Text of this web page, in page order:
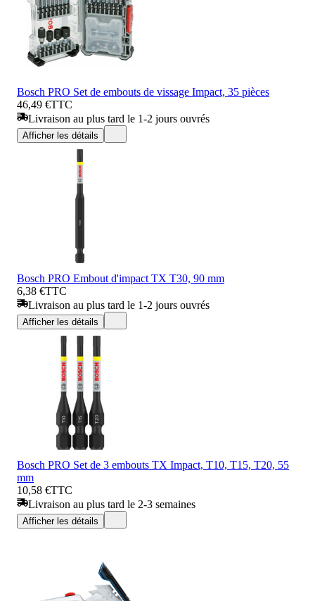
Bosch PRO Set de embouts de vissage Impact, 35 pièces
46,49 €TTC
Livraison au plus tard le 1-2 jours ouvrés
Afficher les détails
Bosch PRO Embout d'impact TX T30, 90 mm
6,38 €TTC
Livraison au plus tard le 1-2 jours ouvrés
Afficher les détails
Bosch PRO Set de 3 embouts TX Impact, T10, T15, T20, 55
mm
10,58 €TTC
Livraison au plus tard le 2-3 semaines
Afficher les détails